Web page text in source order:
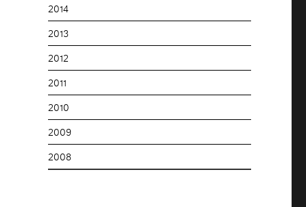
2014
2013
2012
2011
2010
2009
2008